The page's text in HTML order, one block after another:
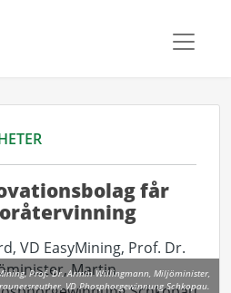
får
Prof. Dr. Armin Willingmann, Miljöminister,
VD Phosphorgewinnung Schkopau.